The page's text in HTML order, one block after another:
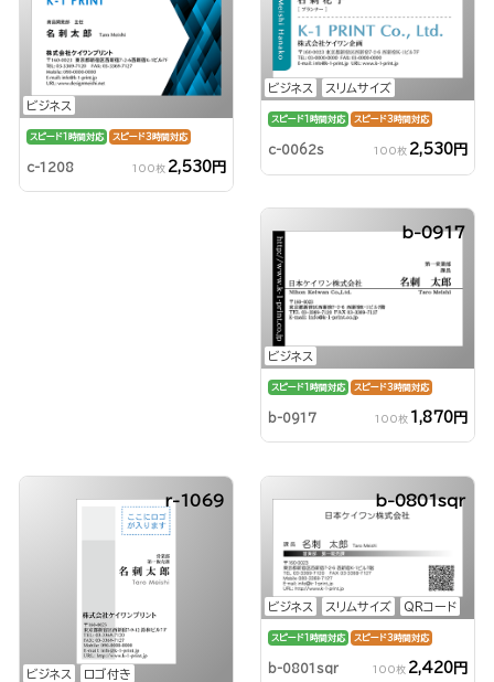
ビジネス
スピード1時間対応 スピード3時間対応
c-1208 100枚 2,530円
ビジネス スリムサイズ
スピード1時間対応 スピード3時間対応
c-0062s 100枚 2,530円
ビジネス
b-0917
スピード1時間対応 スピード3時間対応
b-0917 100枚 1,870円
ビジネス ロゴ付き
r-1069
ビジネス スリムサイズ QRコード
b-0801sqr
スピード1時間対応 スピード3時間対応
b-0801sqr 100枚 2,420円